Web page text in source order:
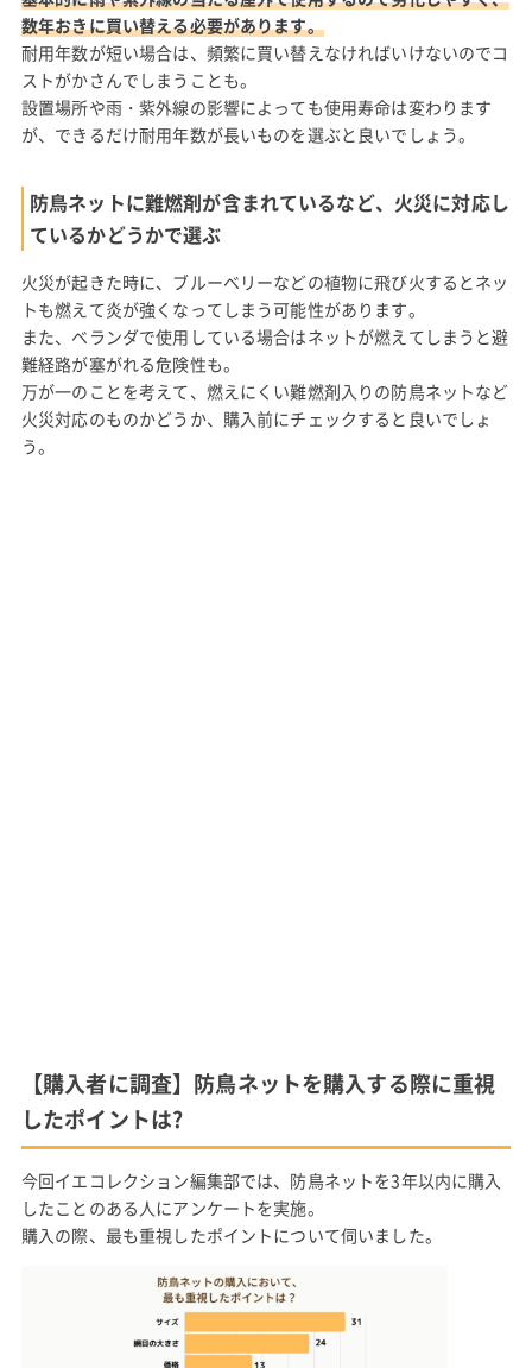
数年おきに買い替える必要があります。
耐用年数が短い場合は、頻繁に買い替えなければいけないのでコ
ストがかさんでしまうことも。
設置場所や雨・紫外線の影響によっても使用寿命は変わります
が、できるだけ耐用年数が長いものを選ぶと良いでしょう。
防鳥ネットに難燃剤が含まれているなど、火災に対応し
ているかどうかで選ぶ
火災が起きた時に、ブルーベリーなどの植物に飛び火するとネッ
トも燃えて炎が強くなってしまう可能性があります。
また、ベランダで使用している場合はネットが燃えてしまうと避
難経路が塞がれる危険性も。
万が一のことを考えて、燃えにくい難燃剤入りの防鳥ネットなど
火災対応のものかどうか、購入前にチェックすると良いでしょ
う。
【購入者に調査】防鳥ネットを購入する際に重視
したポイントは?
今回イエコレクション編集部では、防鳥ネットを3年以内に購入
したことのある人にアンケートを実施。
購入の際、最も重視したポイントについて伺いました。